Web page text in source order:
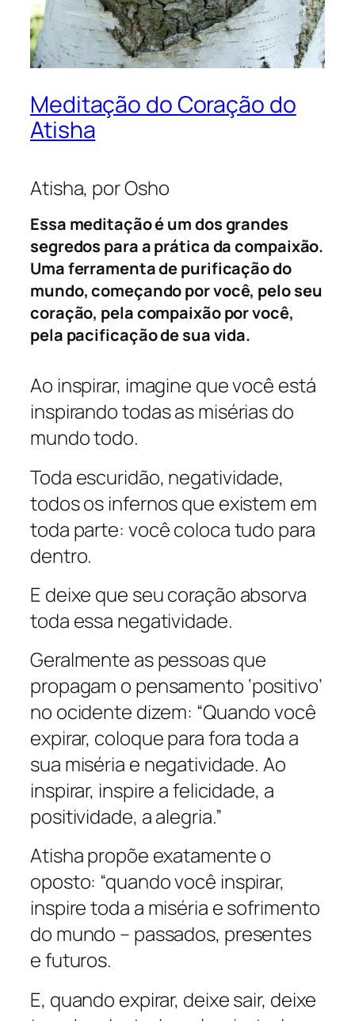
Meditação do Coração do
Atisha
Atisha, por Osho
Essa meditação é um dos grandes
segredos para a prática da compaixão.
Uma ferramenta de purificação do
mundo, começando por você, pelo seu
coração, pela compaixão por você,
pela pacificação de sua vida.
Ao inspirar, imagine que você está
inspirando todas as misérias do
mundo todo.
Toda escuridão, negatividade,
todos os infernos que existem em
toda parte: você coloca tudo para
dentro.
E deixe que seu coração absorva
toda essa negatividade.
Geralmente as pessoas que
propagam o pensamento ‘positivo’
no ocidente dizem: “Quando você
expirar, coloque para fora toda a
sua miséria e negatividade. Ao
inspirar, inspire a felicidade, a
positividade, a alegria.”
Atisha propõe exatamente o
oposto: “quando você inspirar,
inspire toda a miséria e sofrimento
do mundo – passados, presentes
e futuros.
E, quando expirar, deixe sair, deixe